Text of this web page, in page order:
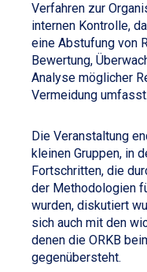
Verfahren zur
internen Kontrolle,
eine Abstufung von
Bewertung,
Analyse möglicher
Vermeidung umfasst.
Die Veranstaltung
kleinen Gruppen, in
Fortschritten, die
der Methodologien
wurden, diskutiert
sich auch mit den
denen die ORKB
gegenübersteht.